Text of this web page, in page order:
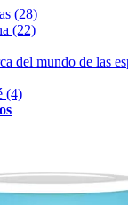
(28)
(22)
del mundo de las
(4)